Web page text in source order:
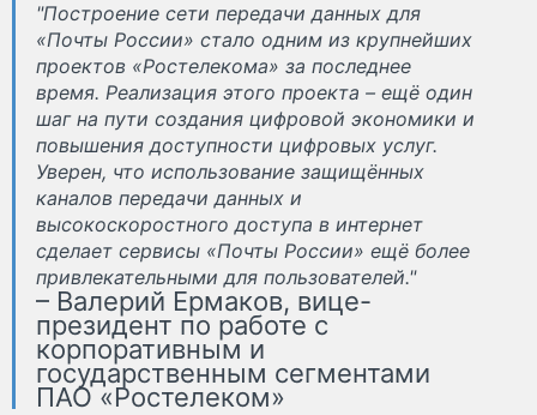
"Построение сети передачи данных для
«Почты России» стало одним из крупнейших
проектов «Ростелекома» за последнее
время. Реализация этого проекта – ещё один
шаг на пути создания цифровой экономики и
повышения доступности цифровых услуг.
Уверен, что использование защищённых
каналов передачи данных и
высокоскоростного доступа в интернет
сделает сервисы «Почты России» ещё более
привлекательными для пользователей."
– Валерий Ермаков, вице-
президент по работе с
корпоративным и
государственным сегментами
ПАО «Ростелеком»